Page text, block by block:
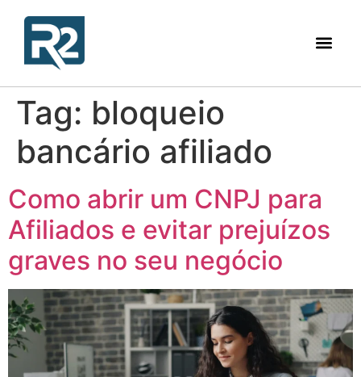
Tag: bloqueio
bancário afiliado
Como abrir um CNPJ para
Afiliados e evitar prejuízos
graves no seu negócio